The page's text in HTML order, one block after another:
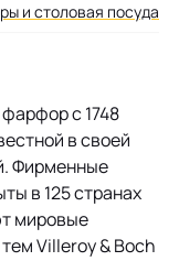
и столовая посуда
с 1748
в своей
Фирменные
в 125 странах
мировые
Villeroy & Boch